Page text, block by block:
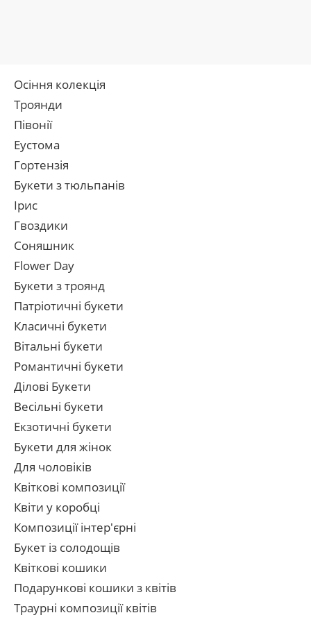
Осіння колекція
Троянди
Півонії
Еустома
Гортензія
Букети з тюльпанів
Ірис
Гвоздики
Соняшник
Flower Day
Букети з троянд
Патріотичні букети
Класичні букети
Вітальні букети
Романтичні букети
Ділові Букети
Весільні букети
Екзотичні букети
Букети для жінок
Для чоловіків
Квіткові композиції
Квіти у коробці
Композиції інтер'єрні
Букет із солодощів
Квіткові кошики
Подарункові кошики з квітів
Траурні композиції квітів